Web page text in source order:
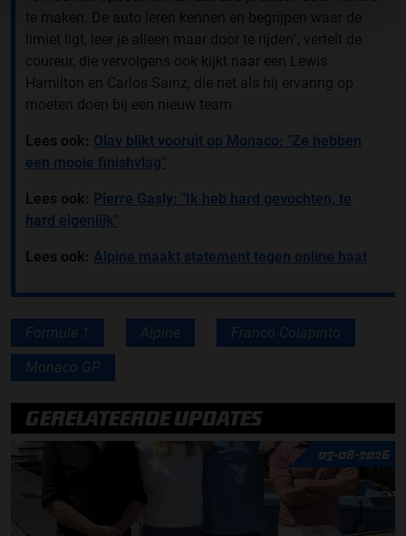
te maken. De auto leren kennen en begrijpen waar de
limiet ligt, leer je alleen maar door te rijden'', vertelt de
coureur, die vervolgens ook kijkt naar een Lewis
Hamilton en Carlos Sainz, die net als hij ervaring op
moeten doen bij een nieuw team.
Lees ook: Olav blikt vooruit op Monaco: "Ze hebben
een mooie finishvlag"
Lees ook: Pierre Gasly: "Ik heb hard gevochten, te
hard eigenlijk"
Lees ook: Alpine maakt statement tegen online haat
Formule 1 Alpine Franco Colapinto
Monaco GP
GERELATEERDE UPDATES
07-08-2026